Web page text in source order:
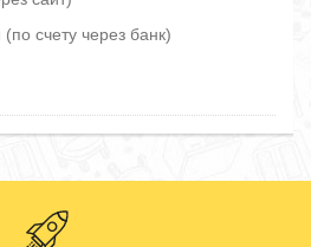
(по счету через банк)